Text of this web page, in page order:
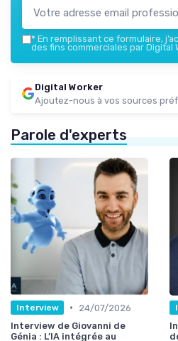
* En remplissant ce formulaire,
des fins commerciales par Digital
Digital Worker
Ajoutez-nous à vos sources
Parole d'experts
Interview •
24/07/2026
Interview de Giovanni de
Génia : L’IA intégrée au